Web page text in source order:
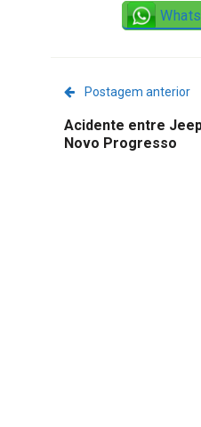
Postagem anterior
Acidente entre
Novo Progresso